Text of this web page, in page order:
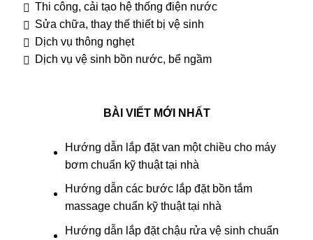
Thi công, cải tạo hệ thống điện nước
Sửa chữa, thay thế thiết bị vệ sinh
Dịch vụ thông nghẹt
Dịch vụ vệ sinh bồn nước, bể ngầm
BÀI VIẾT MỚI NHẤT
Hướng dẫn lắp đặt van một chiều cho máy
bơm chuẩn kỹ thuật tại nhà
Hướng dẫn các bước lắp đặt bồn tắm
massage chuẩn kỹ thuật tại nhà
Hướng dẫn lắp đặt chậu rửa vệ sinh chuẩn